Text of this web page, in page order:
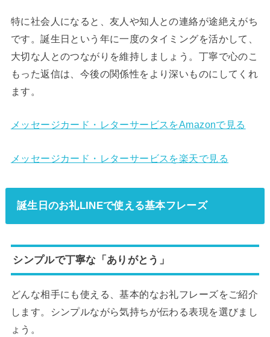
特に社会人になると、友人や知人との連絡が途絶えがち
です。誕生日という年に一度のタイミングを活かして、
大切な人とのつながりを維持しましょう。丁寧で心のこ
もった返信は、今後の関係性をより深いものにしてくれ
ます。
メッセージカード・レターサービスをAmazonで見る
メッセージカード・レターサービスを楽天で見る
誕生日のお礼LINEで使える基本フレーズ
シンプルで丁寧な「ありがとう」
どんな相手にも使える、基本的なお礼フレーズをご紹介
します。シンプルながら気持ちが伝わる表現を選びまし
ょう。